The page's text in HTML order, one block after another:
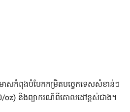
ាសកំពុងបំបែកកម្រិតបច្ចេកទេសសំខាន់ៗ
និងព្យាករណ៍ពីគោលដៅខ្ពស់ជាង។